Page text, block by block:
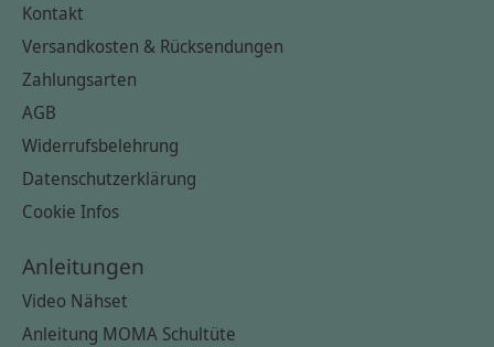
Kontakt
Versandkosten & Rücksendungen
Zahlungsarten
AGB
Widerrufsbelehrung
Datenschutzerklärung
Cookie Infos
Anleitungen
Video Nähset
Anleitung MOMA Schultüte